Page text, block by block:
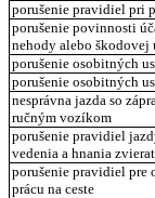
porušenie pravidiel pri
porušenie povinnosti
nehody alebo škodovej
porušenie osobitných
porušenie osobitných
nesprávna jazda so
ručným vozíkom
porušenie pravidiel
vedenia a hnania zvierat
porušenie pravidiel pre
prácu na ceste